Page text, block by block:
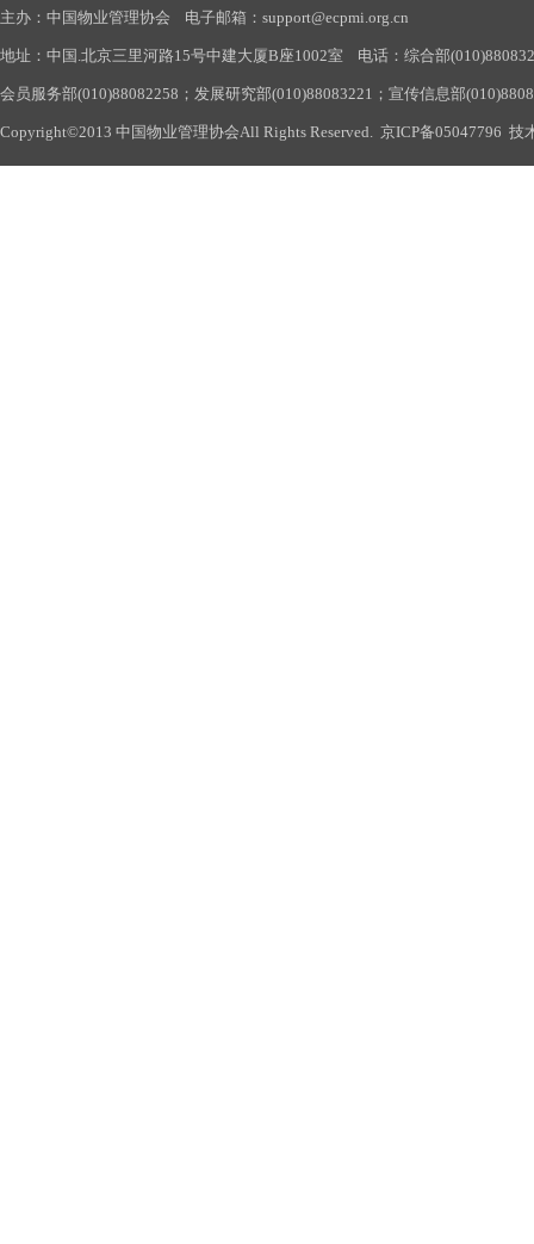
主办：中国物业管理协会 电子邮箱：support@ecpmi.org.cn
地址：中国.北京三里河路15号中建大厦B座1002室 电话：综合部
会员服务部(010)88082258；发展研究部(010)88083221；宣传信息部
Copyright©2013 中国物业管理协会All Rights Reserved. 京ICP备05047796 技